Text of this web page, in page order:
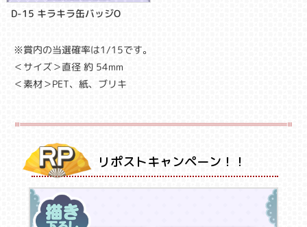
D-15 キラキラ缶バッジO
※賞内の当選確率は1/15です。
＜サイズ＞直径 約 54mm
＜素材＞PET、紙、ブリキ
リポストキャンペーン！！